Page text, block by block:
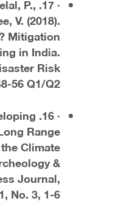
V. (2018).
Mitigation
in India.
Risk
56 Q1/Q2
Range
Climate
&
Journal,
No. 3, 1-6